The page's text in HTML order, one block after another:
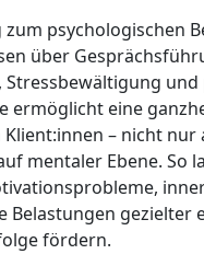
zum psychologischen
über
und
ermöglicht eine
– nicht nur
mentaler Ebene. So
Belastungen gezielter
fördern.